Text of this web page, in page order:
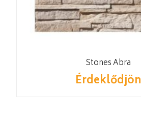
Stones Abra
Érdeklődjön